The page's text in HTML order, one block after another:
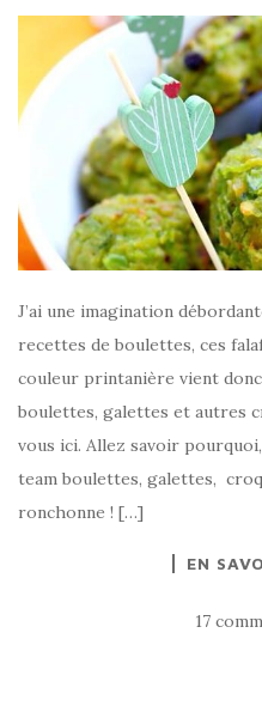
J’ai une imagination
recettes de boulettes, ces
couleur printanière vient
boulettes, galettes et autres
vous ici. Allez savoir pourquoi,
team boulettes, galettes,
ronchonne ! […]
EN
17